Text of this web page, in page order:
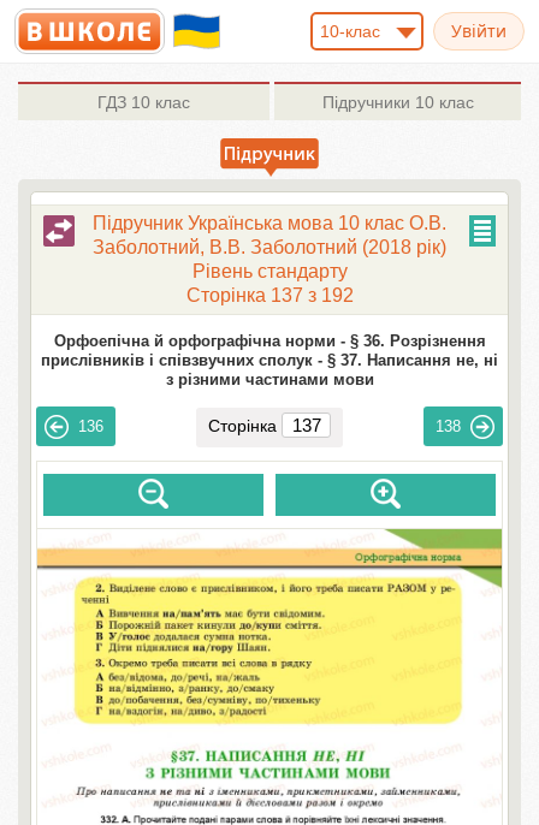
10-клас
ГДЗ 10 клас Підручники 10 клас
Підручник Українська мова 10 клас О.В.
Заболотний, В.В. Заболотний (2018 рік)
Рівень стандарту
Сторінка 137 з 192
Орфоепічна й орфографічна норми - § 36. Розрізнення
прислівників і співзвучних сполук - § 37. Написання не, ні
з різними частинами мови
136 Сторінка 138